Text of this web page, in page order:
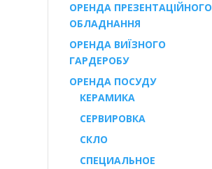
ОРЕНДА ПРЕЗЕНТАЦІЙНОГО
ОБЛАДНАННЯ
ОРЕНДА ВИЇЗНОГО
ГАРДЕРОБУ
ОРЕНДА ПОСУДУ
КЕРАМИКА
СЕРВИРОВКА
СКЛО
СПЕЦИАЛЬНОЕ